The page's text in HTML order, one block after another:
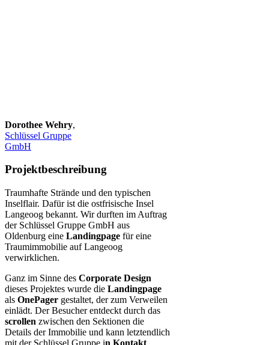
Dorothee Wehry,
Schlüssel Gruppe
GmbH
Projektbeschreibung
Traumhafte Strände und den typischen
Inselflair. Dafür ist die ostfrisische Insel
Langeoog bekannt. Wir durften im Auftrag
der Schlüssel Gruppe GmbH aus
Oldenburg eine Landingpage für eine
Traumimmobilie auf Langeoog
verwirklichen.
Ganz im Sinne des Corporate Design
dieses Projektes wurde die Landingpage
als OnePager gestaltet, der zum Verweilen
einlädt. Der Besucher entdeckt durch das
scrollen zwischen den Sektionen die
Details der Immobilie und kann letztendlich
mit der Schlüssel Gruppe in Kontakt